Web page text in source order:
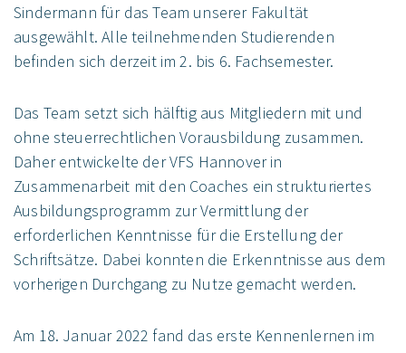
Sindermann für das Team unserer Fakultät
ausgewählt. Alle teilnehmenden Studierenden
befinden sich derzeit im 2. bis 6. Fachsemester.
Das Team setzt sich hälftig aus Mitgliedern mit und
ohne steuerrechtlichen Vorausbildung zusammen.
Daher entwickelte der VFS Hannover in
Zusammenarbeit mit den Coaches ein strukturiertes
Ausbildungsprogramm zur Vermittlung der
erforderlichen Kenntnisse für die Erstellung der
Schriftsätze. Dabei konnten die Erkenntnisse aus dem
vorherigen Durchgang zu Nutze gemacht werden.
Am 18. Januar 2022 fand das erste Kennenlernen im